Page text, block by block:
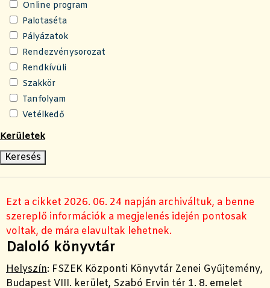
Online program
Palotaséta
Pályázatok
Rendezvénysorozat
Rendkívüli
Szakkör
Tanfolyam
Vetélkedő
Kerületek
Ezt a cikket 2026. 06. 24 napján archiváltuk, a benne
szereplő információk a megjelenés idején pontosak
voltak, de mára elavultak lehetnek.
Daloló könyvtár
Helyszín: FSZEK Központi Könyvtár Zenei Gyűjtemény,
Budapest VIII. kerület, Szabó Ervin tér 1. 8. emelet